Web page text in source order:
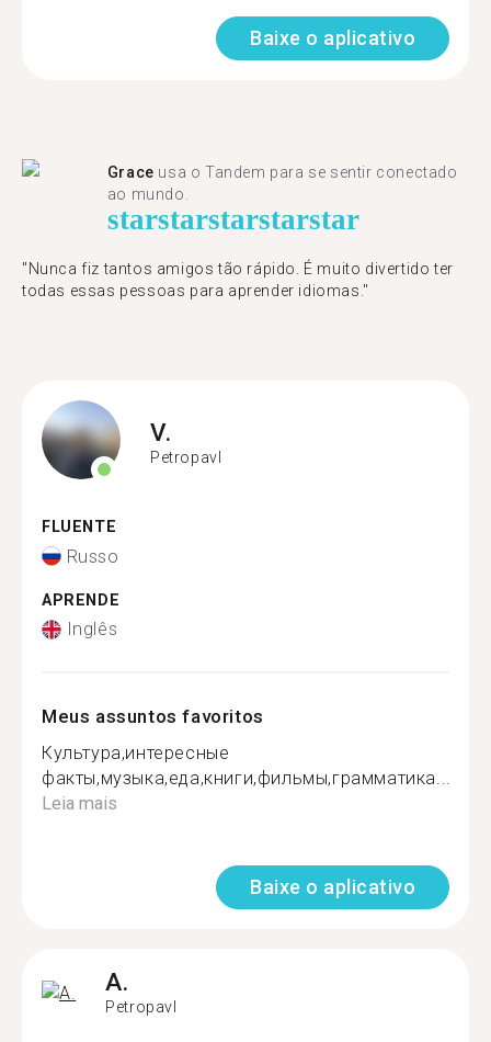
Baixe o aplicativo
Grace usa o Tandem para se sentir conectado
ao mundo.
starstarstarstarstar
"Nunca fiz tantos amigos tão rápido. É muito divertido ter
todas essas pessoas para aprender idiomas."
V.
Petropavl
FLUENTE
Russo
APRENDE
Inglês
Meus assuntos favoritos
Культура,интересные
факты,музыка,еда,книги,фильмы,грамматика...
Leia mais
Baixe o aplicativo
A.
Petropavl